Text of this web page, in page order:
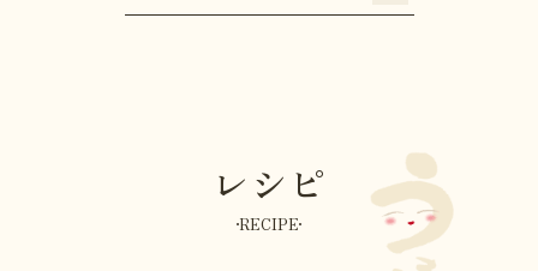
レシピ
RECIPE